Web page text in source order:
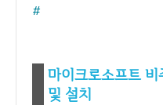
#
마이크로소프트
및 설치